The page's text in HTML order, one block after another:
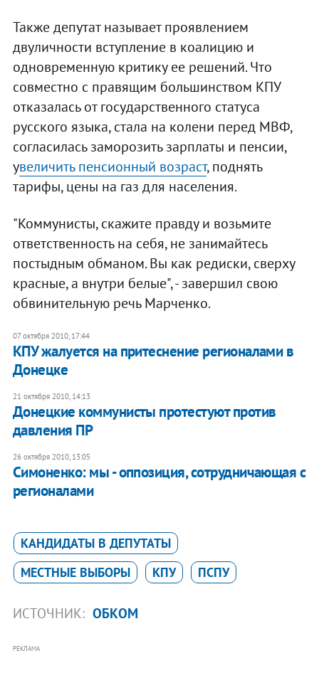
Также депутат называет проявлением
двуличности вступление в коалицию и
одновременную критику ее решений. Что
совместно с правящим большинством КПУ
отказалась от государственного статуса
русского языка, стала на колени перед МВФ,
согласилась заморозить зарплаты и пенсии,
увеличить пенсионный возраст, поднять
тарифы, цены на газ для населения.
"Коммунисты, скажите правду и возьмите
ответственность на себя, не занимайтесь
постыдным обманом. Вы как редиски, сверху
красные, а внутри белые", - завершил свою
обвинительную речь Марченко.
07 октября 2010, 17:44
КПУ жалуется на притеснение регионалами в
Донецке
21 октября 2010, 14:13
Донецкие коммунисты протестуют против
давления ПР
26 октября 2010, 13:05
Симоненко: мы - оппозиция, сотрудничающая с
регионалами
КАНДИДАТЫ В ДЕПУТАТЫ
МЕСТНЫЕ ВЫБОРЫ
КПУ ПСПУ
ИСТОЧНИК: ОБКОМ
РЕКЛАМА